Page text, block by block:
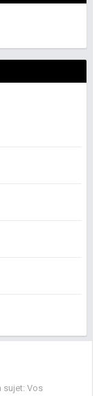
sujet: Vos